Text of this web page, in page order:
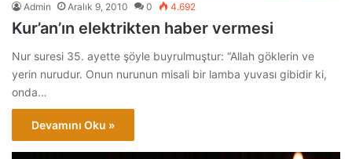
Admin Aralık 9, 2010 0 4.692
Kur’an’ın elektrikten haber vermesi
Nur suresi 35. ayette şöyle buyrulmuştur: “Allah göklerin ve
yerin nurudur. Onun nurunun misali bir lamba yuvası gibidir ki,
onda…
Devamını Oku »